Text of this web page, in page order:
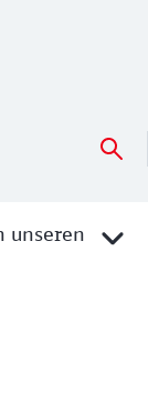
unseren